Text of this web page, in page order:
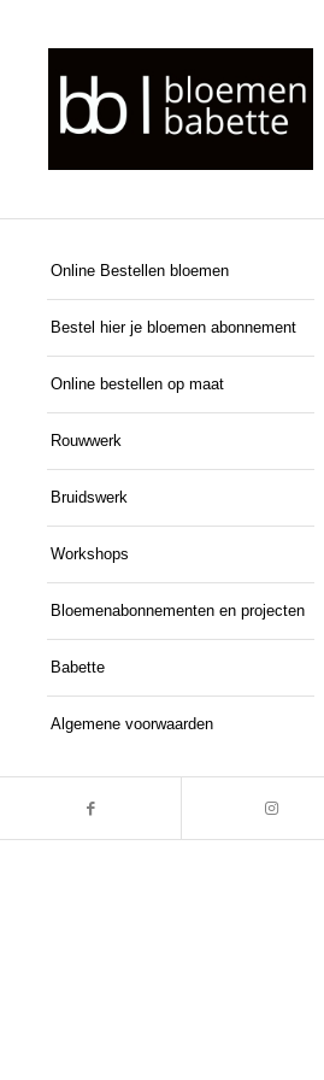
Online Bestellen bloemen
Bestel hier je bloemen abonnement
Online bestellen op maat
Rouwwerk
Bruidswerk
Workshops
Bloemenabonnementen en projecten
Babette
Algemene voorwaarden